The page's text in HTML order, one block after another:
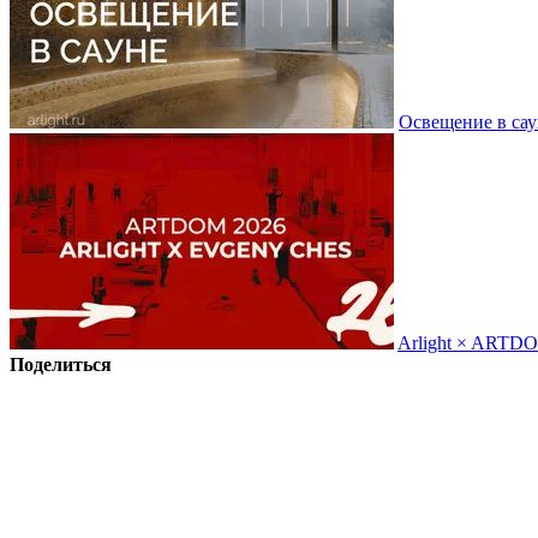
Освещение в
Arlight ×
Поделиться